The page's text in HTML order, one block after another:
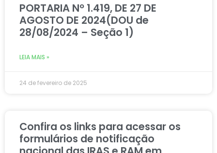
PORTARIA Nº 1.419, DE 27 DE
AGOSTO DE 2024(DOU de
28/08/2024 – Seção 1)
LEIA MAIS »
24 de fevereiro de 2025
Confira os links para acessar os
formulários de notificação